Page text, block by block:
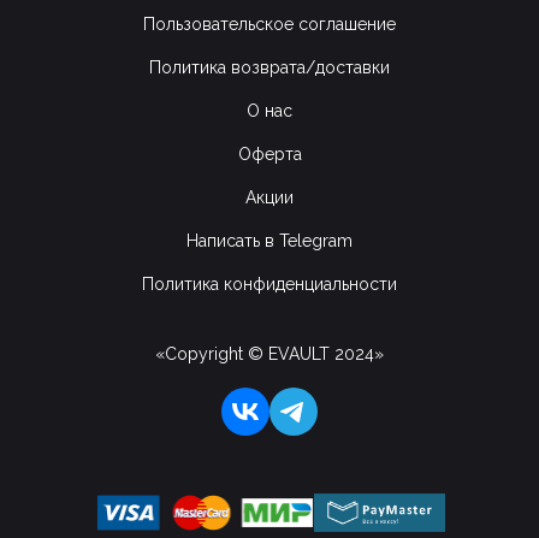
Пользовательское соглашение
Политика возврата/доставки
О нас
Оферта
Акции
Написать в Telegram
Политика конфиденциальности
«Copyright © EVAULT 2024»